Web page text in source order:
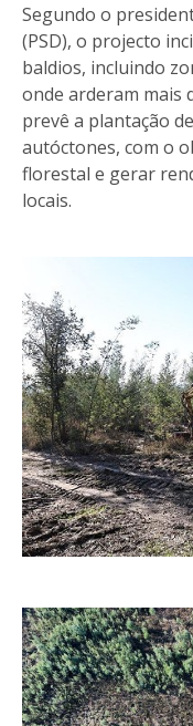
Segundo o
(PSD), o projecto
baldios, incluindo
onde arderam mais
prevê a plantação
autóctones, com o
florestal e gerar
locais.